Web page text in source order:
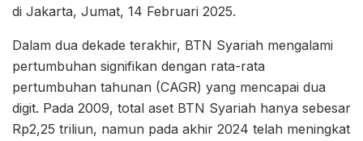
di Jakarta, Jumat, 14 Februari 2025.
Dalam dua dekade terakhir, BTN Syariah mengalami
pertumbuhan signifikan dengan rata-rata
pertumbuhan tahunan (CAGR) yang mencapai dua
digit. Pada 2009, total aset BTN Syariah hanya sebesar
Rp2,25 triliun, namun pada akhir 2024 telah meningkat